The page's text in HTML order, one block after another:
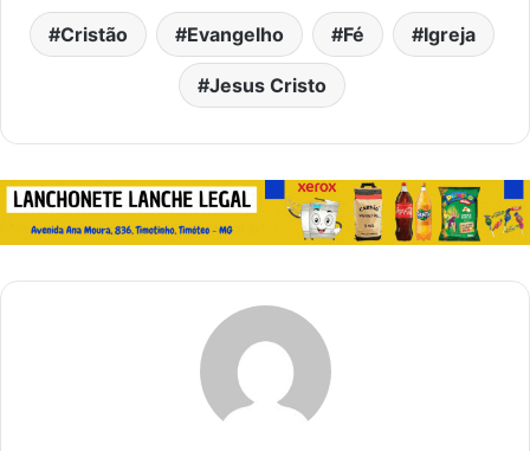
Cristão Evangelho Fé Igreja
Jesus Cristo